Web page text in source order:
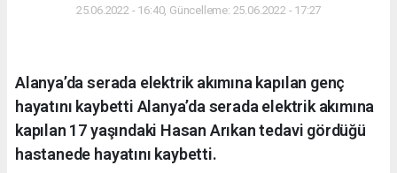
25.06.2022 - 16:40, Güncelleme: 25.06.2022 - 17:27
Alanya’da serada elektrik akımına kapılan genç
hayatını kaybetti Alanya’da serada elektrik akımına
kapılan 17 yaşındaki Hasan Arıkan tedavi gördüğü
hastanede hayatını kaybetti.